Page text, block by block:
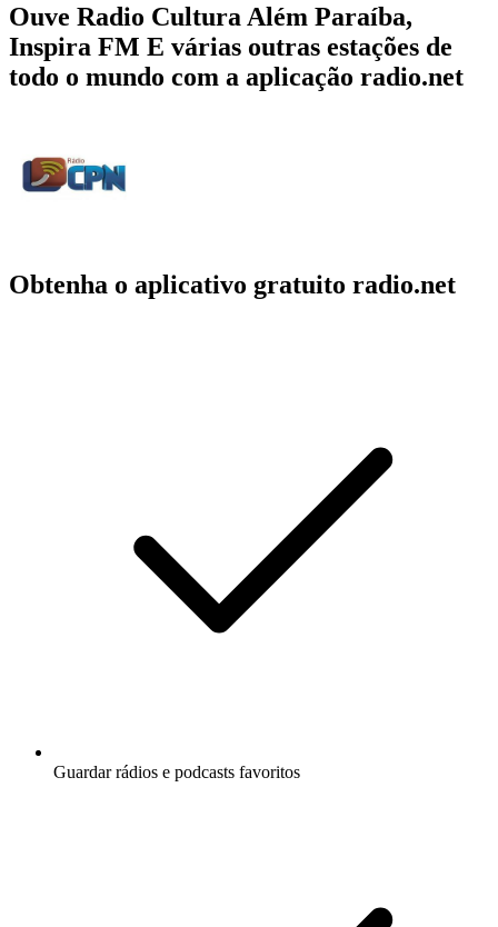
Ouve Radio Cultura Além Paraíba,
Inspira FM E várias outras estações de
todo o mundo com a aplicação radio.net
Obtenha o aplicativo gratuito radio.net
Guardar rádios e podcasts favoritos